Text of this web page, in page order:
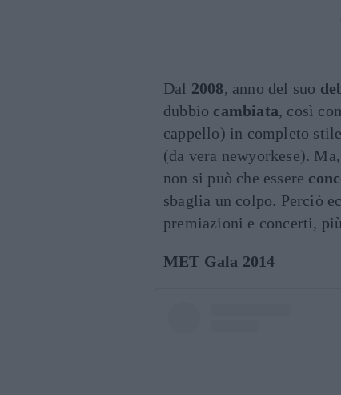
Dal 2008, anno del suo
dubbio cambiata, così
cappello) in completo stile
(da vera newyorkese).
non si può che essere
sbaglia un colpo. Perciò
premiazioni e concerti,
MET Gala 2014